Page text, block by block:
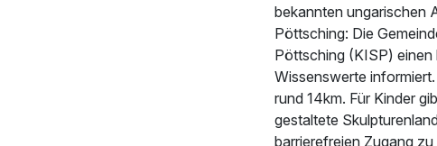
bekannten ungarischen
Pöttsching: Die
Pöttsching (KISP) einen
Wissenswerte
rund 14km. Für Kinder
gestaltete
barrierefreien Zugang